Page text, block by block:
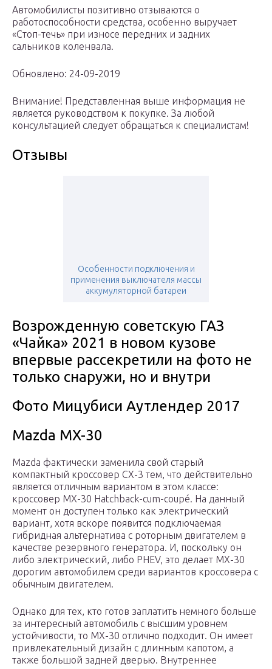
Автомобилисты позитивно отзываются о
работоспособности средства, особенно выручает
«Стоп-течь» при износе передних и задних
сальников коленвала.
Обновлено: 24-09-2019
Внимание! Представленная выше информация не
является руководством к покупке. За любой
консультацией следует обращаться к специалистам!
Отзывы
Особенности подключения и
применения выключателя массы
аккумуляторной батареи
Возрожденную советскую ГАЗ
«Чайка» 2021 в новом кузове
впервые рассекретили на фото не
только снаружи, но и внутри
Фото Мицубиси Аутлендер 2017
Mazda MX-30
Mazda фактически заменила свой старый
компактный кроссовер CX-3 тем, что действительно
является отличным вариантом в этом классе:
кроссовер MX-30 Hatchback-cum-coupé. На данный
момент он доступен только как электрический
вариант, хотя вскоре появится подключаемая
гибридная альтернатива с роторным двигателем в
качестве резервного генератора. И, поскольку он
либо электрический, либо PHEV, это делает MX-30
дорогим автомобилем среди вариантов кроссовера с
обычным двигателем.
Однако для тех, кто готов заплатить немного больше
за интересный автомобиль с высшим уровнем
устойчивости, то MX-30 отлично подходит. Он имеет
привлекательный дизайн с длинным капотом, а
также большой задней дверью. Внутреннее